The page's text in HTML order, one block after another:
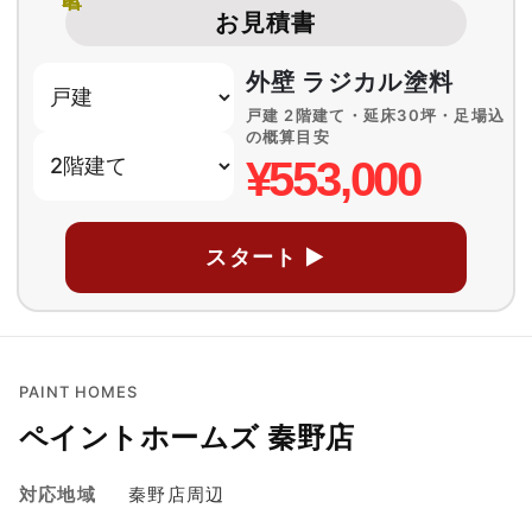
お見積書
外壁 ラジカル塗料
戸建 2階建て・延床30坪・足場込
の概算目安
¥553,000
スタート ▶
PAINT HOMES
ペイントホームズ 秦野店
対応地域
秦野店周辺